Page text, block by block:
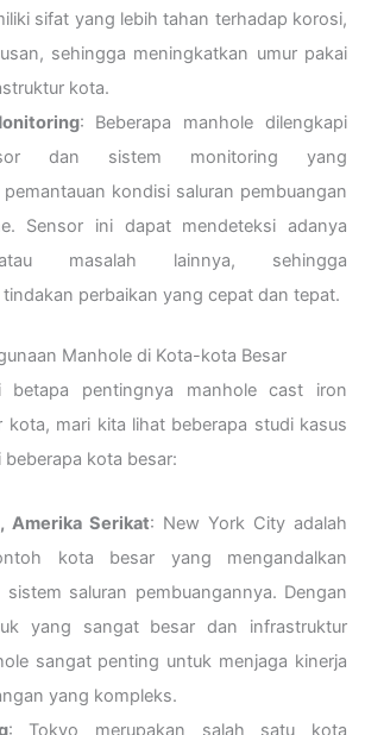
sifat yang lebih tahan terhadap korosi,
sehingga meningkatkan umur pakai
kota.
: Beberapa manhole dilengkapi
dan sistem monitoring yang
kondisi saluran pembuangan
Sensor ini dapat mendeteksi adanya
masalah lainnya, sehingga
perbaikan yang cepat dan tepat.
Manhole di Kota-kota Besar
betapa pentingnya manhole cast iron
kota, mari kita lihat beberapa studi kasus
kota besar:
Amerika Serikat: New York City adalah
kota besar yang mengandalkan
sistem saluran pembuangannya. Dengan
yang sangat besar dan infrastruktur
sangat penting untuk menjaga kinerja
yang kompleks.
: Tokyo merupakan salah satu kota